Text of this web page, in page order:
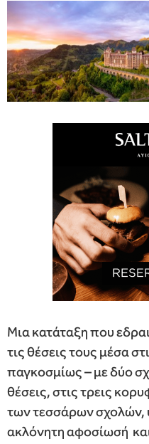
Μια κατάταξη που
τις θέσεις τους μέσα
παγκοσμίως – με δύο
θέσεις, στις τρεις
των τεσσάρων σχολών,
ακλόνητη αφοσίωσή